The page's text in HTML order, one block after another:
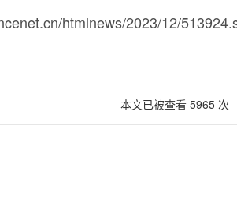
htmlnews/2023/12/
本文已被查看 5965 次